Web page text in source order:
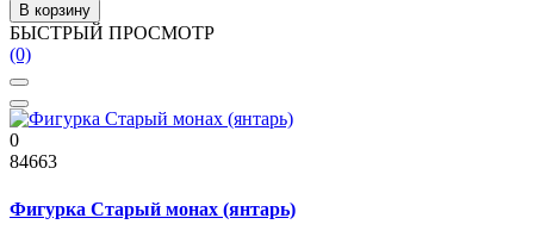
В корзину
БЫСТРЫЙ ПРОСМОТР
(0)
0
84663
Фигурка Старый монах (янтарь)